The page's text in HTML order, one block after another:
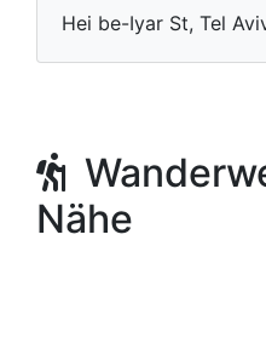
Hei be-Iyar St, Tel
Nähe